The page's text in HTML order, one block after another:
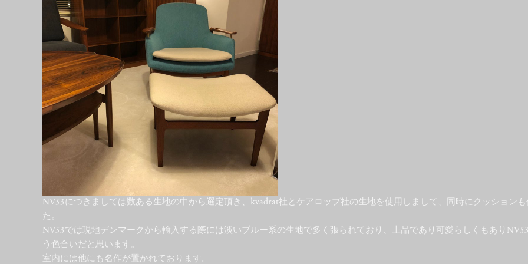
NV53につきましては数ある生地の中から選定頂き、kvadrat社とケアロップ社の生地を使用しまして、同時にクッションも
た。
NV53では現地デンマークから輸入する際には淡いブルー系の生地で多く張られており、上品であり可愛らしくもあり
う色合いだと思います。
室内には他にも名作が置かれております。